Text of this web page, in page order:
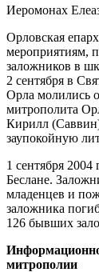
Иеромонах
Орловская
мероприятиям,
заложников в
2 сентября в
Орла молились
митрополита
Кирилл
заупокойную
1 сентября
Беслане.
младенцев и
заложника
126 бывших
митрополии